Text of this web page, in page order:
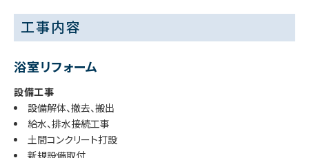
工事内容
浴室リフォーム
設備工事
設備解体、撤去、搬出
給水、排水接続工事
土間コンクリート打設